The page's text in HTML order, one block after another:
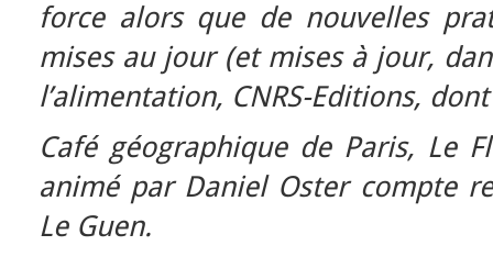
force alors que de nouvelles
mises au jour (et mises à jour,
l’alimentation, CNRS-Editions,
Café géographique de Paris, Le
animé par Daniel Oster compte
Le Guen.